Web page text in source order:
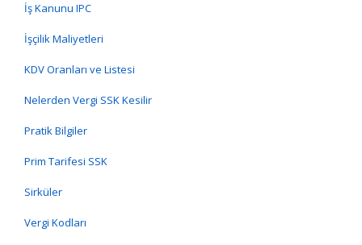
İş Kanunu IPC
İşçilik Maliyetleri
KDV Oranları ve Listesi
Nelerden Vergi SSK Kesilir
Pratik Bilgiler
Prim Tarifesi SSK
Sirküler
Vergi Kodları